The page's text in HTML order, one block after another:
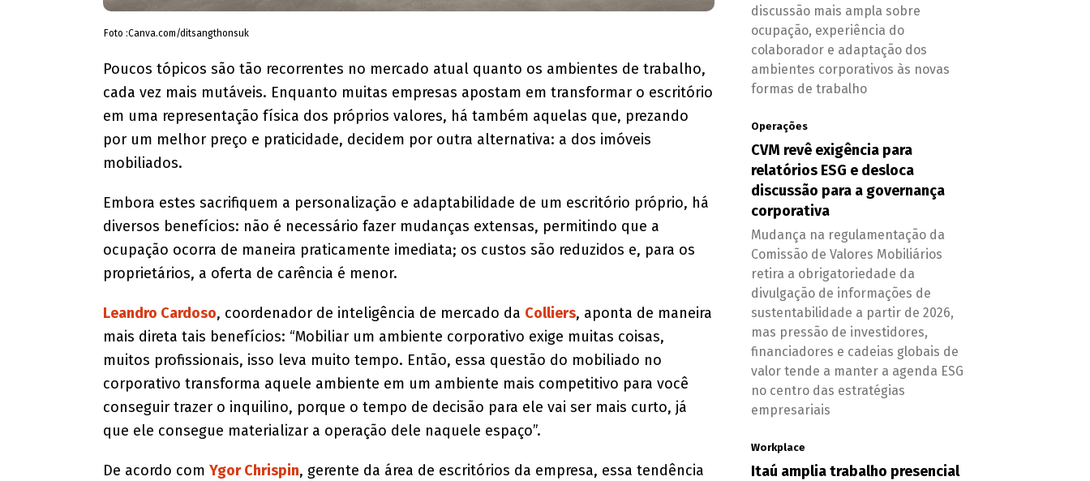
Foto :Canva.com/ditsangthonsuk
Poucos tópicos são tão recorrentes no mercado atual quanto os ambientes de trabalho,
cada vez mais mutáveis. Enquanto muitas empresas apostam em transformar o escritório
em uma representação física dos próprios valores, há também aquelas que, prezando
por um melhor preço e praticidade, decidem por outra alternativa: a dos imóveis
mobiliados.
Embora estes sacrifiquem a personalização e adaptabilidade de um escritório próprio, há
diversos benefícios: não é necessário fazer mudanças extensas, permitindo que a
ocupação ocorra de maneira praticamente imediata; os custos são reduzidos e, para os
proprietários, a oferta de carência é menor.
Leandro Cardoso, coordenador de inteligência de mercado da Colliers, aponta de maneira
mais direta tais benefícios: “Mobiliar um ambiente corporativo exige muitas coisas,
muitos profissionais, isso leva muito tempo. Então, essa questão do mobiliado no
corporativo transforma aquele ambiente em um ambiente mais competitivo para você
conseguir trazer o inquilino, porque o tempo de decisão para ele vai ser mais curto, já
que ele consegue materializar a operação dele naquele espaço”.
De acordo com Ygor Chrispin, gerente da área de escritórios da empresa, essa tendência
discussão mais ampla sobre
ocupação, experiência do
colaborador e adaptação dos
ambientes corporativos às novas
formas de trabalho
Operações
CVM revê exigência para
relatórios ESG e desloca
discussão para a governança
corporativa
Mudança na regulamentação da
Comissão de Valores Mobiliários
retira a obrigatoriedade da
divulgação de informações de
sustentabilidade a partir de 2026,
mas pressão de investidores,
financiadores e cadeias globais de
valor tende a manter a agenda ESG
no centro das estratégias
empresariais
Workplace
Itaú amplia trabalho presencial